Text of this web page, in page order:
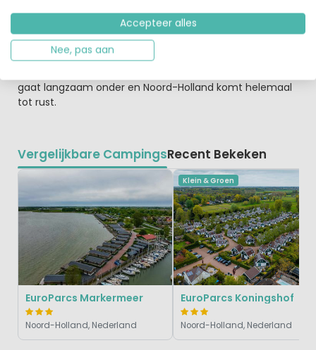
Texel? Pak de boot vanuit Den Helder, het is maar 20
minuten varen. Je maakt je vakantie dus zo rustig of
druk als je zelf wilt. En elke avond wacht je villa weer op
je. Daar geniet je van een drankje op je terras. Misschien
gaat langzaam onder en Noord-Holland komt helemaal
tot rust.
Vergelijkbare CampingsRecent Bekeken
EuroParcs Markermeer
Noord-Holland, Nederland
Klein & Groen
EuroParcs Koningshof
Noord-Holland, Nederland
Accepteer alles
Nee, pas aan